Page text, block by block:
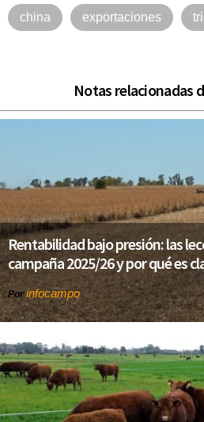
china exportaciones
Notas relacionadas
Rentabilidad bajo presión: las
campaña 2025/26 y por qué es
Porinfocampo